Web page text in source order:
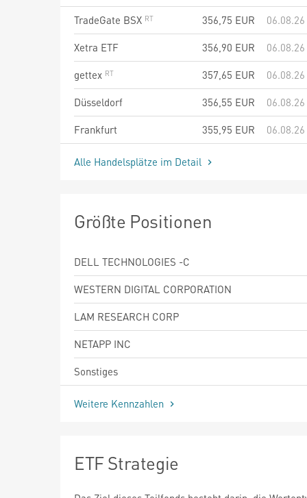
TradeGate BSX
356,75 EUR
06.08.26
Xetra ETF
356,90 EUR
06.08.26
gettex
357,65 EUR
06.08.26
Düsseldorf
356,55 EUR
06.08.26
Frankfurt
355,95 EUR 06.08.26
Alle Handelsplätze im Detail
Größte Positionen
DELL TECHNOLOGIES -C
WESTERN DIGITAL CORPORATION
LAM RESEARCH CORP
NETAPP INC
Sonstiges
Weitere Kennzahlen
ETF Strategie